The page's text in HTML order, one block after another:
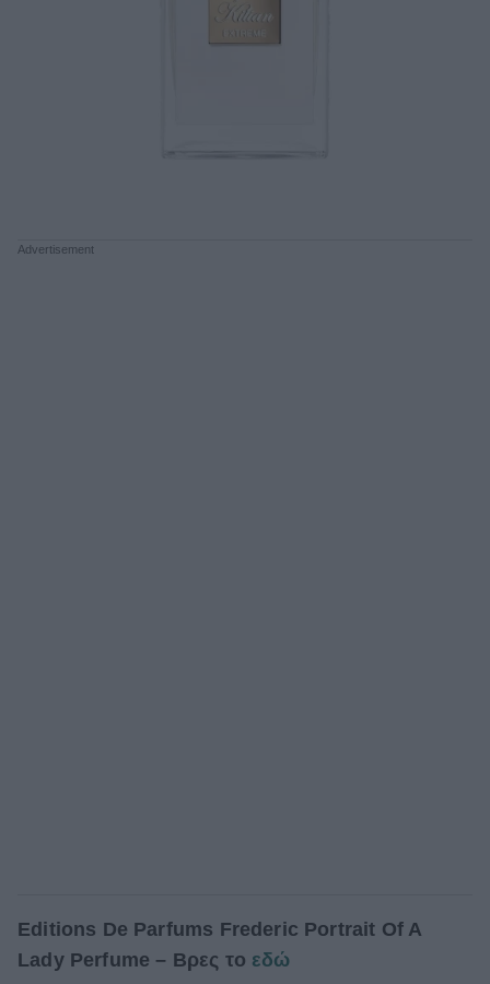
Editions De Parfums Frederic Portrait Of A
Lady Perfume – Βρες το εδώ